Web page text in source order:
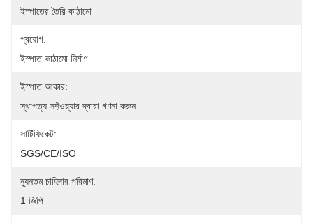
ইস্পাতের তৈরি কাঠামো
প্রয়োগ:
ইস্পাত কাঠামো নির্মাণ
ইস্পাত আকার:
স্থাপত্য সফ্টওয়্যার দ্বারা গণনা করুন
সার্টিফিকেট:
SGS/CE/ISO
ন্যূনতম চাহিদার পরিমাণ:
1 জিপি